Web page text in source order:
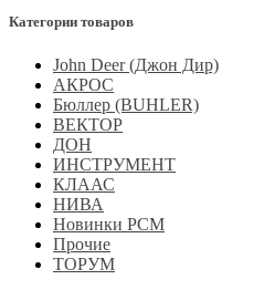
Категории товаров
John Deer (Джон Дир)
АКРОС
Бюллер (BUHLER)
ВЕКТОР
ДОН
ИНСТРУМЕНТ
КЛААС
НИВА
Новинки РСМ
Прочие
ТОРУМ